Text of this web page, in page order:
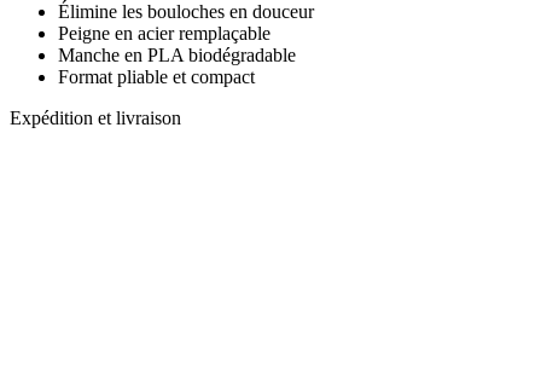
Élimine les bouloches en douceur
Peigne en acier remplaçable
Manche en PLA biodégradable
Format pliable et compact
Expédition et livraison